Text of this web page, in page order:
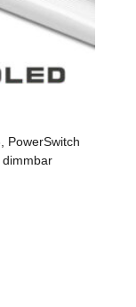
PowerSwitch
dimmbar